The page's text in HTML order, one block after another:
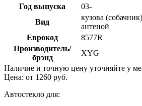
Год выпуска
03-
Вид
кузова
антеной
Еврокод
8577R
Производитель/
брэнд
XYG
Наличие и точную цену уточняйте у
Цена: от 1260 руб.
Автостекло для: